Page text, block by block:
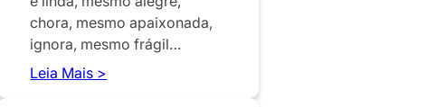
chora, mesmo apaixonada,
ignora, mesmo frágil…
Leia Mais >